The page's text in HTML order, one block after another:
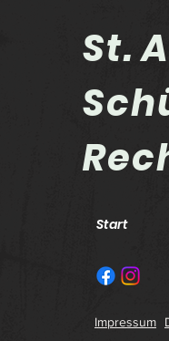
St.
Start
Impressum